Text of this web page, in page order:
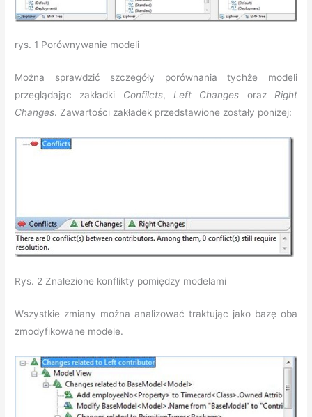
rys. 1 Porównywanie modeli
Można sprawdzić szczegóły porównania tychże modeli
przeglądając zakładki Confilcts,Left Changes oraz Right
Changes. Zawartości zakładek przedstawione zostały poniżej:
Rys. 2 Znalezione konflikty pomiędzy modelami
Wszystkie zmiany można analizować traktując jako bazę oba
zmodyfikowane modele.